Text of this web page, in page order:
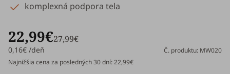
komplexná podpora tela
22,99€27,99€
0,16€ /deň
Č. produktu: MW020
Najnižšia cena za posledných 30 dní: 22,99€